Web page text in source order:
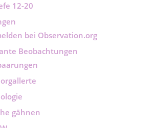
12-20
bei Observation.org
Beobachtungen
gähnen